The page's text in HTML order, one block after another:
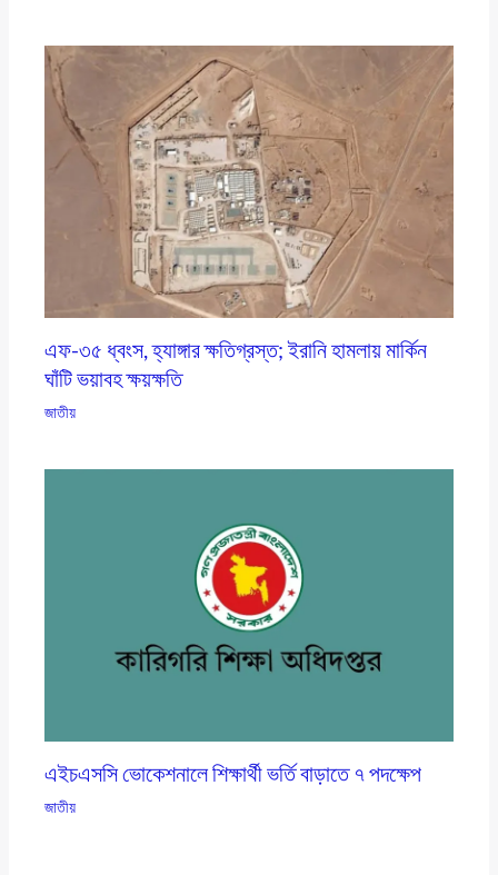
এফ-৩৫ ধ্বংস, হ্যাঙ্গার ক্ষতিগ্রস্ত; ইরানি হামলায় মার্কিন
ঘাঁটি ভয়াবহ ক্ষয়ক্ষতি
জাতীয়
এইচএসসি ভোকেশনালে শিক্ষার্থী ভর্তি বাড়াতে ৭ পদক্ষেপ
জাতীয়